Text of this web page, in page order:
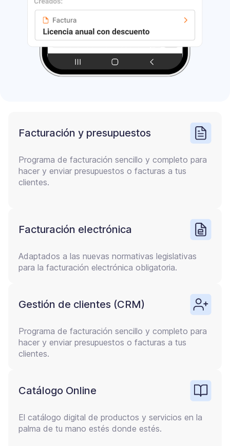
Facturación y presupuestos
Programa de facturación sencillo y completo para
hacer y enviar presupuestos o facturas a tus
clientes.
Facturación electrónica
Adaptados a las nuevas normativas legislativas
para la facturación electrónica obligatoria.
Gestión de clientes (CRM)
Programa de facturación sencillo y completo para
hacer y enviar presupuestos o facturas a tus
clientes.
Catálogo Online
El catálogo digital de productos y servicios en la
palma de tu mano estés donde estés.